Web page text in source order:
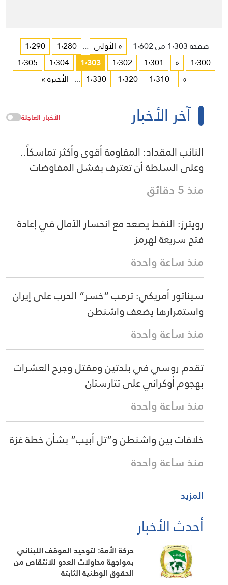
صفحة 1٬303 من 1٬602 « الأولى ... 1٬280
1٬290
1٬300
« 1٬301 1٬302 1٬303 1٬304
1٬305
»
1٬310 1٬320 1٬330 ... الأخيرة »
آخر الأخبار الأخبار العاجلة
النائب المقداد: المقاومة أقوى وأكثر تماسكاً..
وعلى السلطة أن تعترف بفشل المفاوضات
منذ 5 دقائق
رويترز: النفط يصعد مع انحسار الآمال في إعادة
فتح سريعة لهرمز
منذ ساعة واحدة
سيناتور أمريكي: ترمب “خسر” الحرب على إيران
واستمرارها يضعف واشنطن
منذ ساعة واحدة
تقدم روسي في بلدتين ومقتل وجرح العشرات
بهجوم أوكراني على تتارستان
منذ ساعة واحدة
خلافات بين واشنطن و”تل أبيب” بشأن خطة غزة
منذ ساعة واحدة
المزيد
أحدث الأخبار
حركة الأمة: لتوحيد الموقف اللبناني
بمواجهة محاولات العدو للانتقاص من
الحقوق الوطنية الثابتة